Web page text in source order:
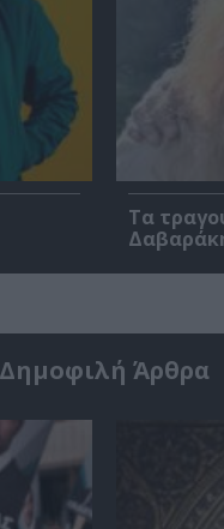
Τα
Δημοφιλή Άρθρα